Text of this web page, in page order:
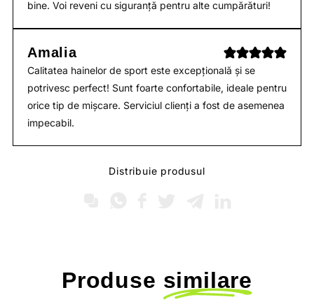
bine. Voi reveni cu siguranță pentru alte cumpărături!
Amalia
Calitatea hainelor de sport este excepțională și se
potrivesc perfect! Sunt foarte confortabile, ideale pentru
orice tip de mișcare. Serviciul clienți a fost de asemenea
impecabil.
Distribuie produsul
Produse similare